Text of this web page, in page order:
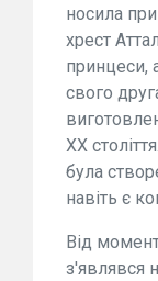
носила
хрест
принцеси,
свого
XX
була
навіть є
Від
з'являвся